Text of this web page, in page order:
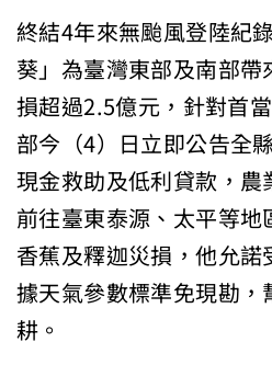
終結4年來無颱風登陸紀
葵」為臺灣東部及南部
損超過2.5億元，針對首
部今（4）日立即公告全
現金救助及低利貸款，
前往臺東泰源、太平等
香蕉及釋迦災損，他允
據天氣參數標準免現勘
耕。